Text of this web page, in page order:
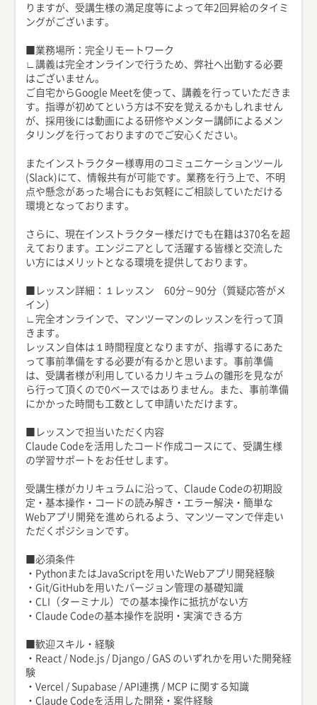
りますが、受講生様の満足度等によって年2回昇給のタイミ
ングがございます。
■業務場所：完全リモートワーク
∟講義は完全オンラインで行うため、弊社へ出勤する必要
はございません。
ご自宅からGoogle Meetを使って、講義を行っていただきま
す。指導が初めてという方は不安を覚えるかもしれません
が、採用後には動画による研修やメンター講師によるメン
タリングを行っておりますのでご安心ください。
またインストラクター様専用のコミュニケーションツール
(Slack)にて、情報共有が可能です。業務を行う上で、不明
点や懸念があった場合にもお気軽にご相談していただける
環境となっております。
さらに、現在インストラクター様だけでも在籍は370名を超
えております。エンジニアとして活躍する皆様と交流した
い方にはメリットとなる環境を提供しております。
■レッスン詳細：１レッスン 60分～90分（質疑応答がメ
イン）
∟完全オンラインで、マンツーマンのレッスンを行って頂
きます。
レッスン自体は１時間程度となりますが、指導するにあた
って事前準備をする必要が有るかと思います。事前準備
は、受講者様が利用しているカリキュラムの雛形を見なが
ら行って頂くので0ベースではありません。また、事前準備
にかかった時間も工数として申請いただけます。
■レッスンで担当いただく内容
Claude Codeを活用したコード作成コースにて、受講生様
の学習サポートをお任せします。
受講生様がカリキュラムに沿って、Claude Codeの初期設
定・基本操作・コードの読み解き・エラー解決・簡単な
Webアプリ開発を進められるよう、マンツーマンで伴走い
ただくポジションです。
■必須条件
・PythonまたはJavaScriptを用いたWebアプリ開発経験
・Git/GitHubを用いたバージョン管理の基礎知識
・CLI（ターミナル）での基本操作に抵抗がない方
・Claude Codeの基本操作を説明・実演できる方
■歓迎スキル・経験
・React / Node.js / Django / GAS のいずれかを用いた開発経
験
・Vercel / Supabase / API連携 / MCP に関する知識
・Claude Codeを活用した開発・案件経験